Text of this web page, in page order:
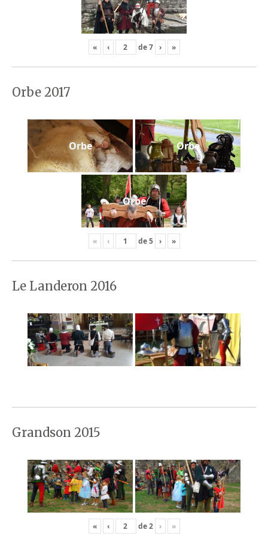
« ‹ de7 › »
Orbe 2017
Orbe Orbe
Orbe
« ‹ de5 › »
Le Landeron 2016
Grandson 2015
« ‹ de2 › »